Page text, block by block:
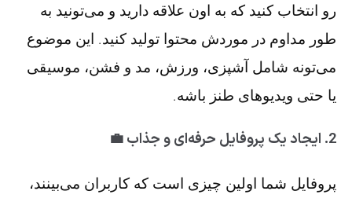
رو انتخاب کنید که به اون علاقه دارید و می‌تونید به
طور مداوم در موردش محتوا تولید کنید. این موضوع
می‌تونه شامل آشپزی، ورزش، مد و فشن، موسیقی
یا حتی ویدیوهای طنز باشه.
2. ایجاد یک پروفایل حرفه‌ای و جذاب 💼
پروفایل شما اولین چیزی است که کاربران می‌بینند،